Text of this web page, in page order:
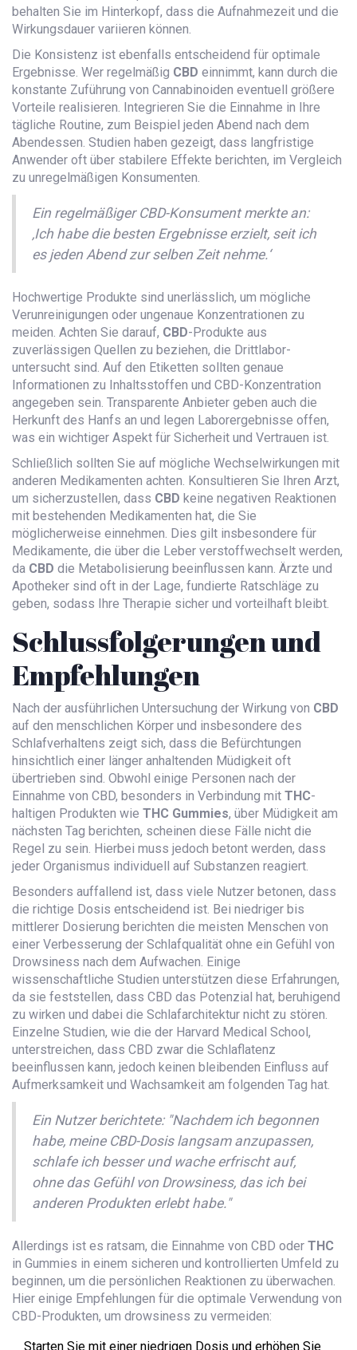
behalten Sie im Hinterkopf, dass die Aufnahmezeit und die
Wirkungsdauer variieren können.
Die Konsistenz ist ebenfalls entscheidend für optimale
Ergebnisse. Wer regelmäßig CBD einnimmt, kann durch die
konstante Zuführung von Cannabinoiden eventuell größere
Vorteile realisieren. Integrieren Sie die Einnahme in Ihre
tägliche Routine, zum Beispiel jeden Abend nach dem
Abendessen. Studien haben gezeigt, dass langfristige
Anwender oft über stabilere Effekte berichten, im Vergleich
zu unregelmäßigen Konsumenten.
Ein regelmäßiger CBD-Konsument merkte an:
‚Ich habe die besten Ergebnisse erzielt, seit ich
es jeden Abend zur selben Zeit nehme.‘
Hochwertige Produkte sind unerlässlich, um mögliche
Verunreinigungen oder ungenaue Konzentrationen zu
meiden. Achten Sie darauf, CBD-Produkte aus
zuverlässigen Quellen zu beziehen, die Drittlabor-
untersucht sind. Auf den Etiketten sollten genaue
Informationen zu Inhaltsstoffen und CBD-Konzentration
angegeben sein. Transparente Anbieter geben auch die
Herkunft des Hanfs an und legen Laborergebnisse offen,
was ein wichtiger Aspekt für Sicherheit und Vertrauen ist.
Schließlich sollten Sie auf mögliche Wechselwirkungen mit
anderen Medikamenten achten. Konsultieren Sie Ihren Arzt,
um sicherzustellen, dass CBD keine negativen Reaktionen
mit bestehenden Medikamenten hat, die Sie
möglicherweise einnehmen. Dies gilt insbesondere für
Medikamente, die über die Leber verstoffwechselt werden,
da CBD die Metabolisierung beeinflussen kann. Ärzte und
Apotheker sind oft in der Lage, fundierte Ratschläge zu
geben, sodass Ihre Therapie sicher und vorteilhaft bleibt.
Schlussfolgerungen und
Empfehlungen
Nach der ausführlichen Untersuchung der Wirkung von CBD
auf den menschlichen Körper und insbesondere des
Schlafverhaltens zeigt sich, dass die Befürchtungen
hinsichtlich einer länger anhaltenden Müdigkeit oft
übertrieben sind. Obwohl einige Personen nach der
Einnahme von CBD, besonders in Verbindung mit THC-
haltigen Produkten wie THC Gummies, über Müdigkeit am
nächsten Tag berichten, scheinen diese Fälle nicht die
Regel zu sein. Hierbei muss jedoch betont werden, dass
jeder Organismus individuell auf Substanzen reagiert.
Besonders auffallend ist, dass viele Nutzer betonen, dass
die richtige Dosis entscheidend ist. Bei niedriger bis
mittlerer Dosierung berichten die meisten Menschen von
einer Verbesserung der Schlafqualität ohne ein Gefühl von
Drowsiness nach dem Aufwachen. Einige
wissenschaftliche Studien unterstützen diese Erfahrungen,
da sie feststellen, dass CBD das Potenzial hat, beruhigend
zu wirken und dabei die Schlafarchitektur nicht zu stören.
Einzelne Studien, wie die der Harvard Medical School,
unterstreichen, dass CBD zwar die Schlaflatenz
beeinflussen kann, jedoch keinen bleibenden Einfluss auf
Aufmerksamkeit und Wachsamkeit am folgenden Tag hat.
Ein Nutzer berichtete: "Nachdem ich begonnen
habe, meine CBD-Dosis langsam anzupassen,
schlafe ich besser und wache erfrischt auf,
ohne das Gefühl von Drowsiness, das ich bei
anderen Produkten erlebt habe."
Allerdings ist es ratsam, die Einnahme von CBD oder THC
in Gummies in einem sicheren und kontrollierten Umfeld zu
beginnen, um die persönlichen Reaktionen zu überwachen.
Hier einige Empfehlungen für die optimale Verwendung von
CBD-Produkten, um drowsiness zu vermeiden:
Starten Sie mit einer niedrigen Dosis und erhöhen Sie